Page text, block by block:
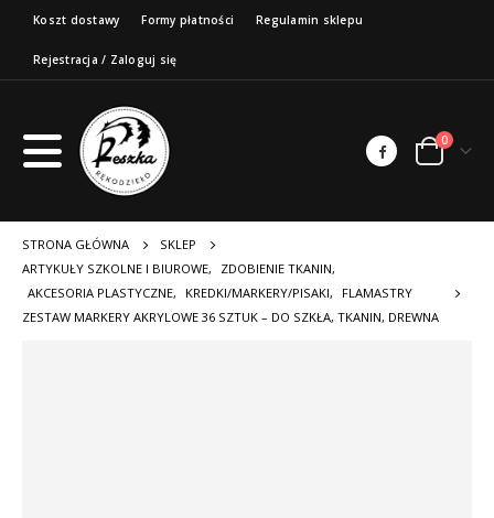
Koszt dostawy Formy płatności Regulamin sklepu
Rejestracja / Zaloguj się
0
STRONA GŁÓWNA
SKLEP
ARTYKUŁY SZKOLNE I BIUROWE, ZDOBIENIE TKANIN,
AKCESORIA PLASTYCZNE, KREDKI/MARKERY/PISAKI,
FLAMASTRY
ZESTAW MARKERY AKRYLOWE 36 SZTUK – DO SZKŁA, TKANIN, DREWNA